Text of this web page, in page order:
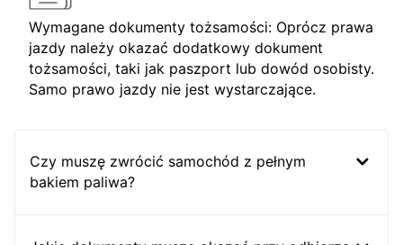
Wymagane dokumenty tożsamości: Oprócz prawa
jazdy należy okazać dodatkowy dokument
tożsamości, taki jak paszport lub dowód osobisty.
Samo prawo jazdy nie jest wystarczające.
Czy muszę zwrócić samochód z pełnym
bakiem paliwa?